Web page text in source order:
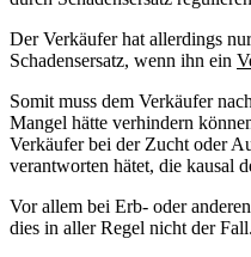
Der Verkäufer hat allerdings
Schadensersatz, wenn ihn ein
Somit muss dem Verkäufer
Mangel hätte verhindern
Verkäufer bei der Zucht oder
verantworten hätet, die kausal
Vor allem bei Erb- oder
dies in aller Regel nicht der Fall.